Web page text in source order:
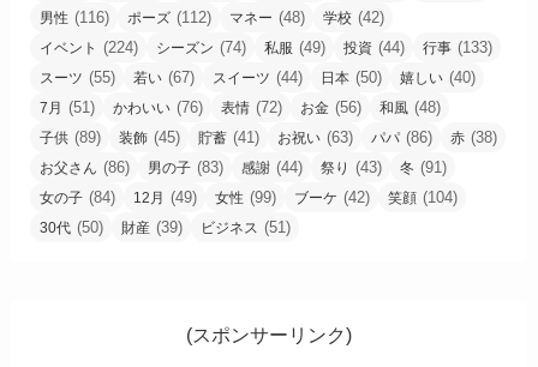
男性 (116) ポーズ (112) マネー (48) 学校 (42)
イベント (224) シーズン (74) 私服 (49) 投資 (44) 行事 (133)
スーツ (55) 若い (67) スイーツ (44) 日本 (50) 嬉しい (40)
7月 (51) かわいい (76) 表情 (72) お金 (56) 和風 (48)
子供 (89) 装飾 (45) 貯蓄 (41) お祝い (63) パパ (86) 赤 (38)
お父さん (86) 男の子 (83) 感謝 (44) 祭り (43) 冬 (91)
女の子 (84) 12月 (49) 女性 (99) ブーケ (42) 笑顔 (104)
30代 (50) 財産 (39) ビジネス (51)
(スポンサーリンク)